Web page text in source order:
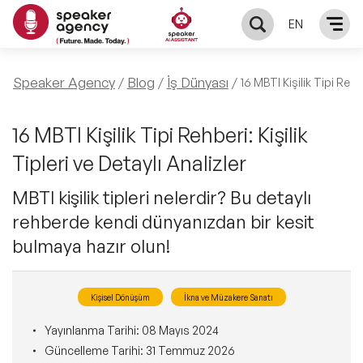
EN
KONUŞMACILAR
Yerel Konuşmacılar
Global Konuşmacılar
Exclusive Konuşmacılar
Tüm Konuşmacılar
KONULAR
Öne Çıkan Konular
Exclusive Konuşmacılarımız
Ünlü Konuşmacılar
İlham Veren Konuşmacılar
İlham Veren Kadın Konuşmacılar
ÇÖZÜMLER
Keynote & Konuşma
Master Class Workshop
INFLUENCER
Biz Kimiz?
BLOG
Speaker Agency Blog İş Dünyası 16 MBTI Kişilik Tipi
16 MBTI Kişilik Tipi Rehberi: Kişilik
Tipleri ve Detaylı Analizler
MBTI kişilik tipleri nelerdir? Bu detaylı
rehberde kendi dünyanızdan bir kesit
bulmaya hazır olun!
Kişisel Dönüşüm İkna ve Müzakere Sanatı
Yayınlanma Tarihi: 08 Mayıs 2024
Güncelleme Tarihi: 31 Temmuz 2026